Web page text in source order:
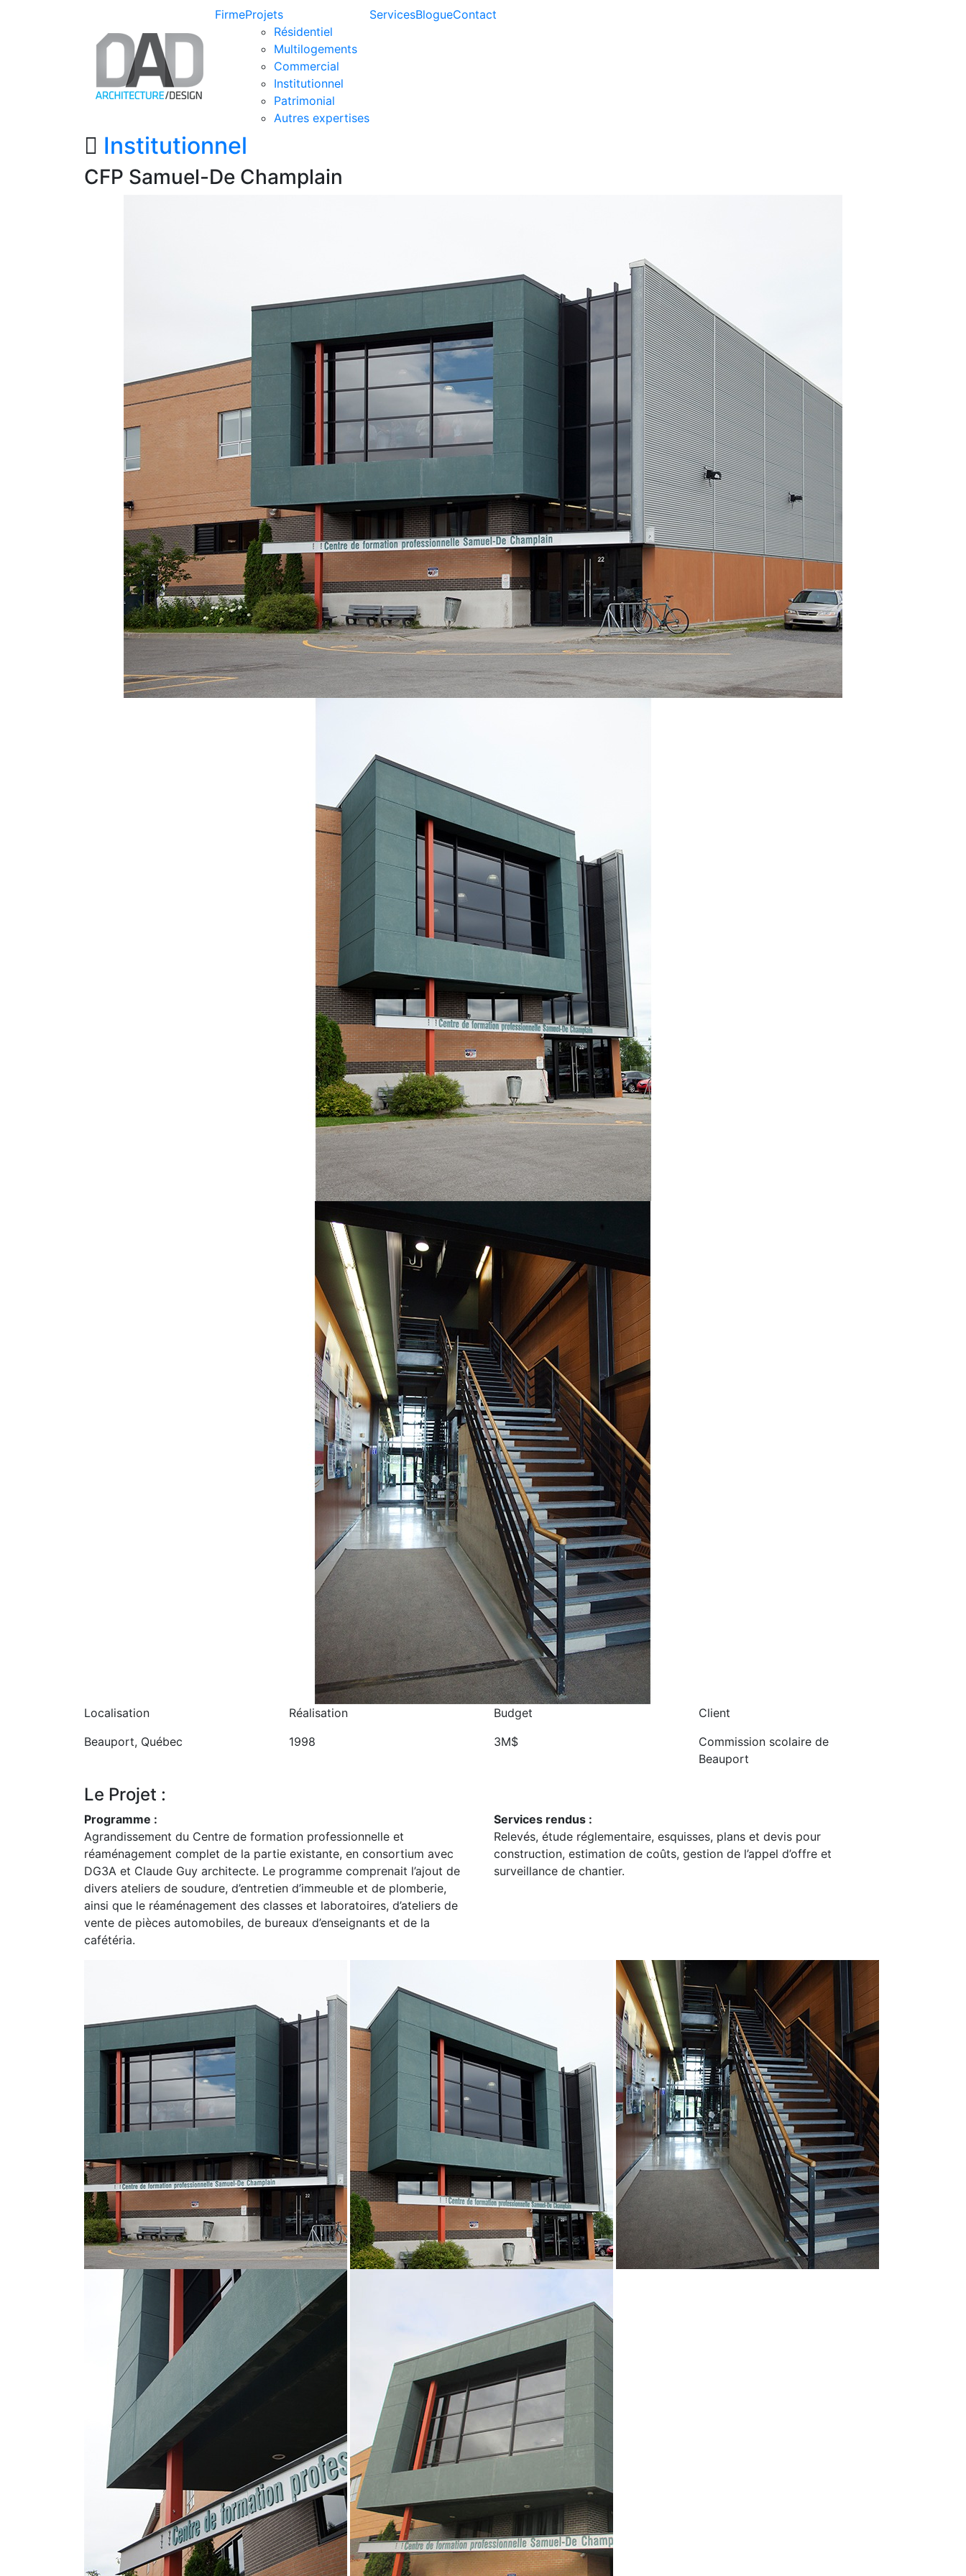
FirmeProjets
Résidentiel
Multilogements
Commercial
Institutionnel
Patrimonial
Autres expertises
ServicesBlogueContact
Institutionnel
CFP Samuel-De Champlain
Localisation
Beauport, Québec
Réalisation
1998
Budget
3M$
Client
Commission scolaire de
Beauport
Le Projet :
Programme :
Agrandissement du Centre de formation professionnelle et
réaménagement complet de la partie existante, en consortium avec
DG3A et Claude Guy architecte. Le programme comprenait l’ajout de
divers ateliers de soudure, d’entretien d’immeuble et de plomberie,
ainsi que le réaménagement des classes et laboratoires, d’ateliers de
vente de pièces automobiles, de bureaux d’enseignants et de la
cafétéria.
Services rendus :
Relevés, étude réglementaire, esquisses, plans et devis pour
construction, estimation de coûts, gestion de l’appel d’offre et
surveillance de chantier.